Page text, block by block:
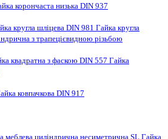
корончаста низька DIN 937
кругла шліцева DIN 981 Гайка кругла
з трапецієвидною різьбою
квадратна з фаскою DIN 557 Гайка
ковпачкова DIN 917
меблева циліндрична несиметрична SL Гайка